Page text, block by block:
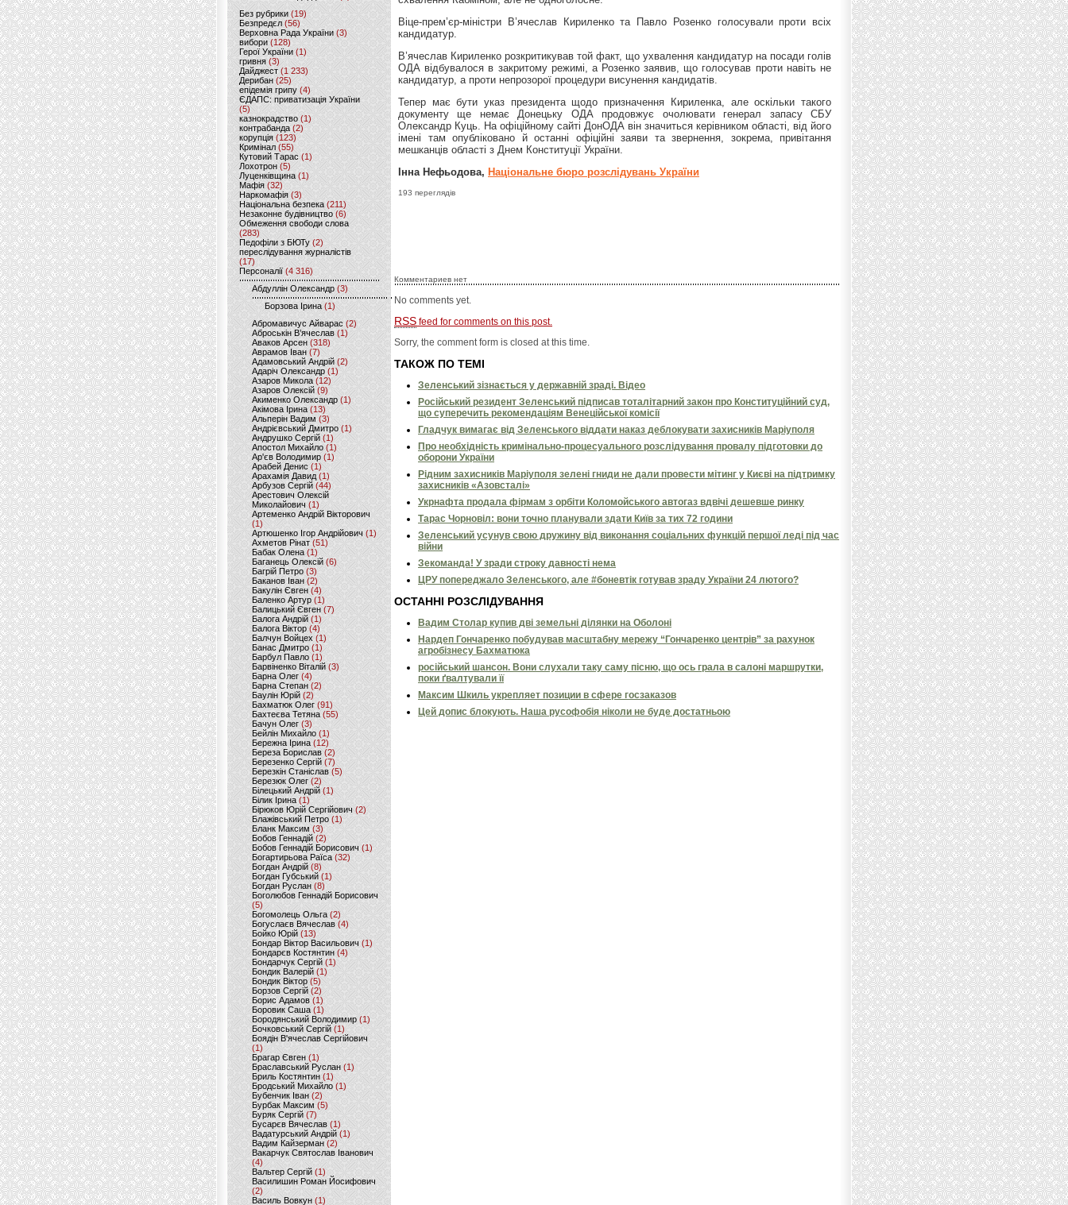
Без рубрики (19)
Безпредєл(56)
Верховна Рада України (3)
вибори(128)
Герої України(1)
гривня (3)
Дайджест (1 233)
Дерибан (25)
епідемія грипу (4)
ЄДАПС: приватизація України
(5)
казнокрадство (1)
контрабанда (2)
корупція (123)
Кримінал (55)
Кутовий Тарас (1)
Лохотрон(5)
Луценківщина (1)
Мафія (32)
Наркомафія (3)
Національна безпека (211)
Незаконне будівництво(6)
Обмеження свободи слова
(283)
Педофіли з БЮТу (2)
переслідування журналістів
(17)
Персоналії (4 316)
Абдуллін Олександр (3)
Борзова Ірина(1)
Абромавичус Айварас (2)
Аброськін В’ячеслав(1)
Аваков Арсен (318)
Аврамов Іван (7)
Адамовський Андрій(2)
Адаріч Олександр (1)
Азаров Микола (12)
Азаров Олексій (9)
Акименко Олександр(1)
Акімова Ірина(13)
Альперін Вадим (3)
Андрієвський Дмитро(1)
Андрушко Сергій(1)
Апостол Михайло(1)
Ар'єв Володимир (1)
Арабей Денис(1)
Арахамія Давид (1)
Арбузов Сергій (44)
Арестович Олексій
Миколайович(1)
Артеменко Андрій Вікторович
(1)
Артюшенко Ігор Андрійович(1)
Ахметов Рінат(51)
Бабак Олена(1)
Баганець Олексій(6)
Багрій Петро (3)
Баканов Іван(2)
Бакулін Євген (4)
Баленко Артур(1)
Балицький Євген(7)
Балога Андрій (1)
Балога Віктор (4)
Балчун Войцех (1)
Банас Дмитро (1)
Барбул Павло(1)
Барвіненко Віталій(3)
Барна Олег (4)
Барна Степан (2)
Баулін Юрій (2)
Бахматюк Олег (91)
Бахтеєва Тетяна(55)
Бачун Олег (3)
Бейлін Михайло (1)
Бережна Ірина(12)
Береза Борислав(2)
Березенко Сергій (7)
Березкін Станіслав (5)
Березюк Олег(2)
Білецький Андрій (1)
Білик Ірина (1)
Бірюков Юрій Сергійович (2)
Блажівський Петро (1)
Бланк Максим(3)
Бобов Геннадій (2)
Бобов Геннадій Борисович (1)
Богартирьова Раїса (32)
Богдан Андрій(8)
Богдан Губський (1)
Богдан Руслан(8)
Боголюбов Геннадій Борисович
(5)
Богомолець Ольга (2)
Богуслаєв Вячеслав (4)
Бойко Юрій (13)
Бондар Віктор Васильович (1)
Бондарєв Костянтин (4)
Бондарчук Сергій(1)
Бондик Валерій (1)
Бондик Віктор(5)
Борзов Сергiй (2)
Борис Адамов(1)
Боровик Саша (1)
Бородянський Володимир (1)
Бочковський Сергій (1)
Боядін В'ячеслав Сергійович
(1)
Брагар Євген (1)
Браславський Руслан (1)
Бриль Костянтин (1)
Бродський Михайло (1)
Бубенчик Іван(2)
Бурбак Максим (5)
Буряк Сергій (7)
Бусарєв Вячеслав (1)
Вадатурський Андрій (1)
Вадим Кайзерман (2)
Вакарчук Святослав Іванович
(4)
Вальтер Сергій (1)
Василишин Роман Йосифович
(2)
Василь Вовкун (1)
Віце-прем’єр-міністри В’ячеслав Кириленко та Павло Розенко голосували проти всіх
кандидатур.
В’ячеслав Кириленко розкритикував той факт, що ухвалення кандидатур на посади голів
ОДА відбувалося в закритому режимі, а Розенко заявив, що голосував проти навіть не
кандидатур, а проти непрозорої процедури висунення кандидатів.
Тепер має бути указ президента щодо призначення Кириленка, але оскільки такого
документу ще немає Донецьку ОДА продовжує очолювати генерал запасу СБУ
Олександр Куць. На офіційному сайті ДонОДА він значиться керівником області, від його
імені там опубліковано й останні офіційні заяви та звернення, зокрема, привітання
мешканців області з Днем Конституції України.
Інна Нефьодова, Національне бюро розслідувань України
193 переглядів
Комментариев нет
No comments yet.
RSS feed for comments on this post.
Sorry, the comment form is closed at this time.
ТАКОЖ ПО ТЕМІ
Зеленський зізнається у державній зраді. Відео
Російський резидент Зеленський підписав тоталітарний закон про Конституційний суд,
що суперечить рекомендаціям Венеційської комісії
Гладчук вимагає від Зеленського віддати наказ деблокувати захисників Маріуполя
Про необхідність кримінально-процесуального розслідування провалу підготовки до
оборони України
Рідним захисників Маріуполя зелені гниди не дали провести мітинг у Києві на підтримку
захисників «Азовсталі»
Укрнафта продала фірмам з орбіти Коломойського автогаз вдвічі дешевше ринку
Тарас Чорновіл: вони точно планували здати Київ за тих 72 години
Зеленський усунув свою дружину від виконання соціальних функцій першої леді під час
війни
Зекоманда! У зради строку давності нема
ЦРУ попереджало Зеленського, але #боневтік готував зраду України 24 лютого?
ОСТАННІ РОЗСЛІДУВАННЯ
Вадим Столар купив дві земельні ділянки на Оболоні
Нардеп Гончаренко побудував масштабну мережу “Гончаренко центрів” за рахунок
агробізнесу Бахматюка
російський шансон. Вони слухали таку саму пісню, що ось грала в салоні маршрутки,
поки ґвалтували її
Максим Шкиль укрепляет позиции в сфере госзаказов
Цей допис блокують. Наша русофобія ніколи не буде достатньою